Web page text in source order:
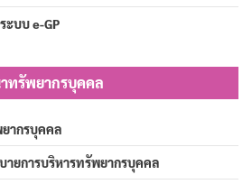
ะบบ e-GP
ทรัพยากรบุคคล
ากรบุคคล
ายการบริหารทรัพยากรบุคคล